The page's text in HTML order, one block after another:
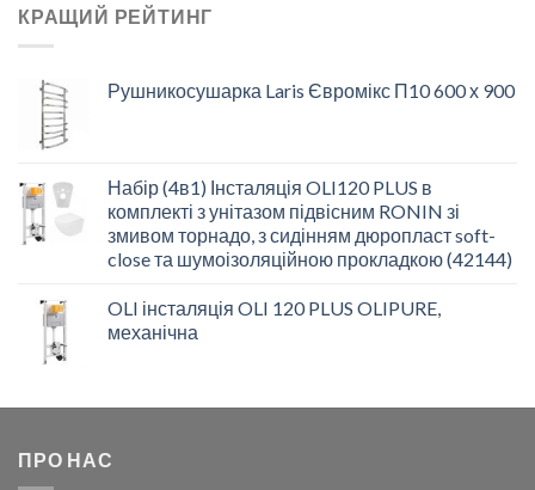
КРАЩИЙ РЕЙТИНГ
Рушникосушарка Laris Євромікс П10 600 х 900
Набір (4в1) Інсталяція OLI120 PLUS в
комплекті з унітазом підвісним RONIN зі
змивом торнадо, з сидінням дюропласт soft-
close та шумоізоляційною прокладкою (42144)
OLI інсталяція OLI 120 PLUS OLIPURE,
механічна
ПРО НАС